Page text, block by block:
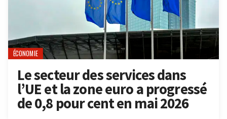
ÉCONOMIE
Le secteur des services dans
l’UE et la zone euro a progressé
de 0,8 pour cent en mai 2026